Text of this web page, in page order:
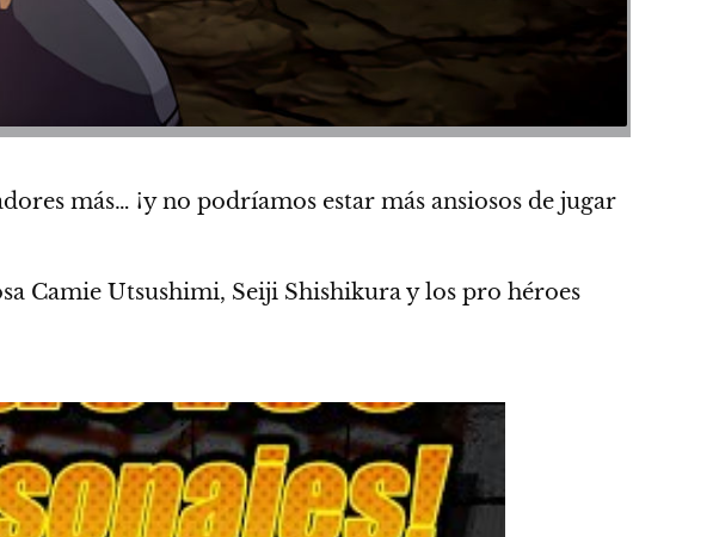
más… ¡y no podríamos estar más ansiosos de jugar
Camie Utsushimi, Seiji Shishikura y los pro héroes